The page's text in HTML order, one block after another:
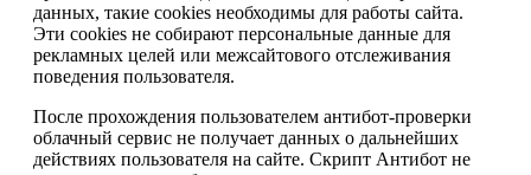
данных, такие cookies необходимы для работы сайта.
Эти cookies не собирают персональные данные для
рекламных целей или межсайтового отслеживания
поведения пользователя.
После прохождения пользователем антибот-проверки
облачный сервис не получает данных о дальнейших
действиях пользователя на сайте. Скрипт Антибот не